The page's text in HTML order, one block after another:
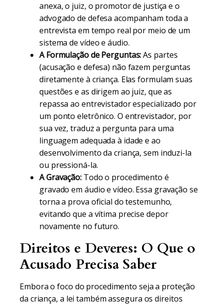
anexa, o juiz, o promotor de justiça e o
advogado de defesa acompanham toda a
entrevista em tempo real por meio de um
sistema de vídeo e áudio.
A Formulação de Perguntas:As partes
(acusação e defesa) não fazem perguntas
diretamente à criança. Elas formulam suas
questões e as dirigem ao juiz, que as
repassa ao entrevistador especializado por
um ponto eletrônico. O entrevistador, por
sua vez, traduz a pergunta para uma
linguagem adequada à idade e ao
desenvolvimento da criança, sem induzi-la
ou pressioná-la.
A Gravação:Todo o procedimento é
gravado em áudio e vídeo. Essa gravação se
torna a prova oficial do testemunho,
evitando que a vítima precise depor
novamente no futuro.
Direitos e Deveres: O Que o
Acusado Precisa Saber
Embora o foco do procedimento seja a proteção
da criança, a lei também assegura os direitos